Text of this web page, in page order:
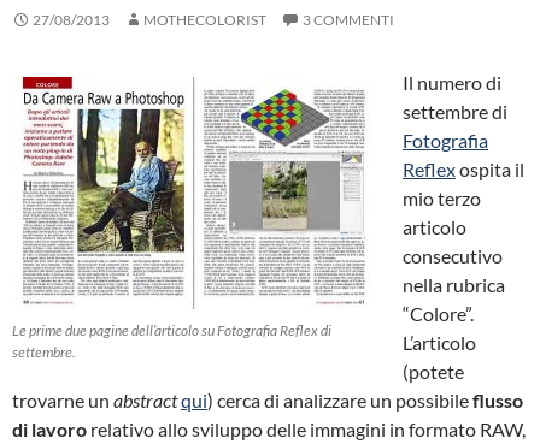
27/08/2013 MOTHECOLORIST 3 COMMENTI
Le prime due pagine dell’articolo su Fotografia Reflex di
settembre.
Il numero di
settembre di
Fotografia
Reflexospita il
mio terzo
articolo
consecutivo
nella rubrica
“Colore”.
L’articolo
(potete
trovarne un abstractqui) cerca di analizzare un possibileflusso
di lavoro relativo allo sviluppo delle immagini in formato RAW,